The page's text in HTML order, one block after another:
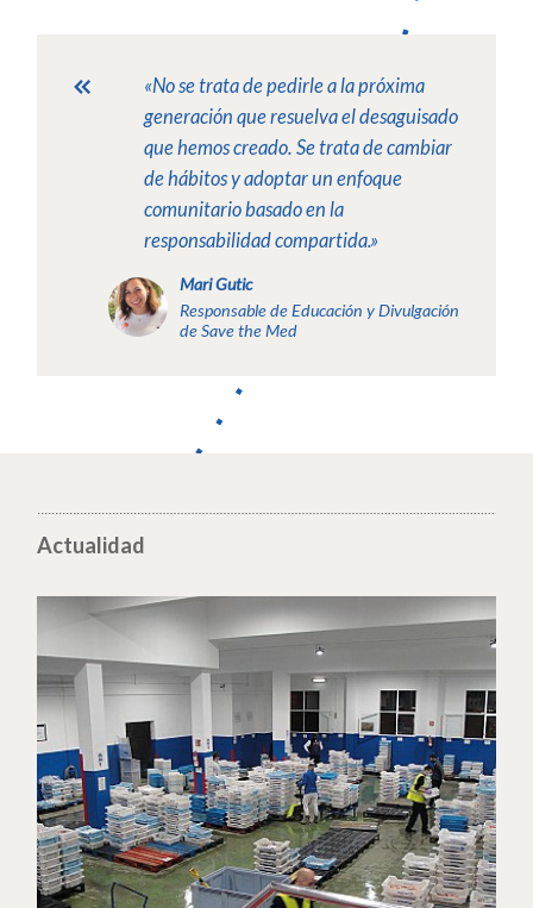
«No se trata de pedirle a la próxima
generación que resuelva el desaguisado
que hemos creado. Se trata de cambiar
de hábitos y adoptar un enfoque
comunitario basado en la
responsabilidad compartida.»
Mari Gutic
Responsable de Educación y Divulgación
de Save the Med
Actualidad